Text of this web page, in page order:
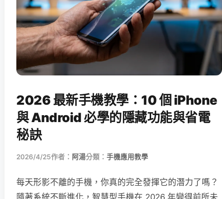
2026 最新手機教學：10 個 iPhone
與 Android 必學的隱藏功能與省電
秘訣
2026/4/25作者： 阿湯分類： 手機應用教學
每天形影不離的手機，你真的完全發揮它的潛力了嗎？